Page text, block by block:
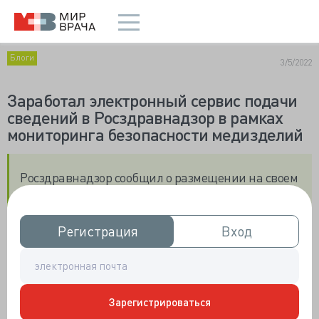
Регистрация
Регистрация Вход
Вход
Зарегистрироваться
Блоги 3/5/2022
Заработал электронный сервис подачи
сведений в Росздравнадзор в рамках
мониторинга безопасности медизделий
Росздравнадзорсообщил о размещении на своем
официальном сайте электронной формы подачи
25.11.2021 №11020.
На основании данного
медизделий и лица, осуществляющие ввоз
медизделий на территорию РФ, представляют в
Росздравнадзор для проведения анализа в рамках